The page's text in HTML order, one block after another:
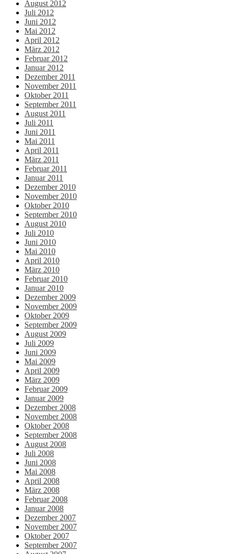
August 2012
Juli 2012
Juni 2012
Mai 2012
April 2012
März 2012
Februar 2012
Januar 2012
Dezember 2011
November 2011
Oktober 2011
September 2011
August 2011
Juli 2011
Juni 2011
Mai 2011
April 2011
März 2011
Februar 2011
Januar 2011
Dezember 2010
November 2010
Oktober 2010
September 2010
August 2010
Juli 2010
Juni 2010
Mai 2010
April 2010
März 2010
Februar 2010
Januar 2010
Dezember 2009
November 2009
Oktober 2009
September 2009
August 2009
Juli 2009
Juni 2009
Mai 2009
April 2009
März 2009
Februar 2009
Januar 2009
Dezember 2008
November 2008
Oktober 2008
September 2008
August 2008
Juli 2008
Juni 2008
Mai 2008
April 2008
März 2008
Februar 2008
Januar 2008
Dezember 2007
November 2007
Oktober 2007
September 2007